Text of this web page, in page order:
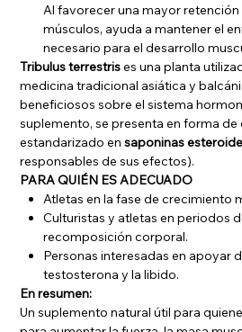
Al favorecer una mayor
músculos, ayuda a mantener el
necesario para el desarrollo
Tribulus terrestrises una planta
medicina tradicional asiática y
beneficiosos sobre el sistema
suplemento, se presenta en forma
estandarizado ensaponinas
responsables de sus efectos).
PARA QUIÉN ES ADECUADO
Atletas en la fase de crecimiento
Culturistas y atletas en periodos
recomposición corporal.
Personas interesadas en apoyar
testosterona y la libido.
En resumen:
Un suplemento natural útil para